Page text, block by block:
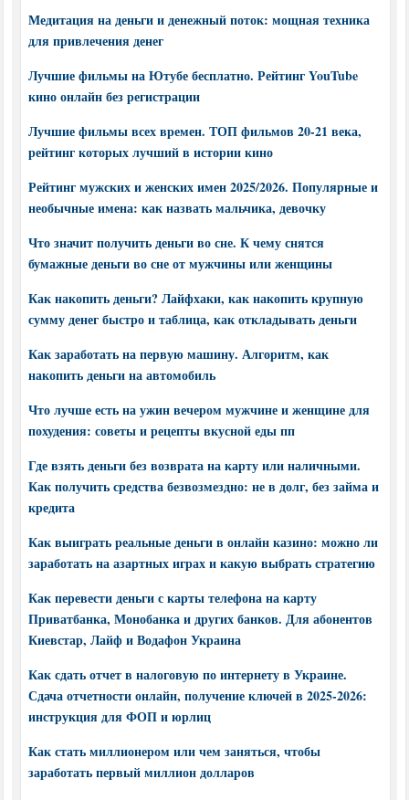
Медитация на деньги и денежный поток: мощная техника
для привлечения денег
Лучшие фильмы на Ютубе бесплатно. Рейтинг YouTube
кино онлайн без регистрации
Лучшие фильмы всех времен. ТОП фильмов 20-21 века,
рейтинг которых лучший в истории кино
Рейтинг мужских и женских имен 2025/2026. Популярные и
необычные имена: как назвать мальчика, девочку
Что значит получить деньги во сне. К чему снятся
бумажные деньги во сне от мужчины или женщины
Как накопить деньги? Лайфхаки, как накопить крупную
сумму денег быстро и таблица, как откладывать деньги
Как заработать на первую машину. Алгоритм, как
накопить деньги на автомобиль
Что лучше есть на ужин вечером мужчине и женщине для
похудения: советы и рецепты вкусной еды пп
Где взять деньги без возврата на карту или наличными.
Как получить средства безвозмездно: не в долг, без займа и
кредита
Как выиграть реальные деньги в онлайн казино: можно ли
заработать на азартных играх и какую выбрать стратегию
Как перевести деньги с карты телефона на карту
Приватбанка, Монобанка и других банков. Для абонентов
Киевстар, Лайф и Водафон Украина
Как сдать отчет в налоговую по интернету в Украине.
Сдача отчетности онлайн, получение ключей в 2025-2026:
инструкция для ФОП и юрлиц
Как стать миллионером или чем заняться, чтобы
заработать первый миллион долларов